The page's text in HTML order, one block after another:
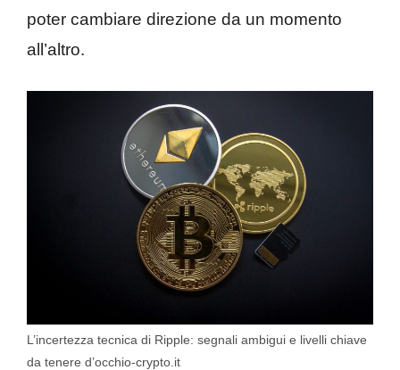
poter cambiare direzione da un momento
all’altro.
L’incertezza tecnica di Ripple: segnali ambigui e livelli chiave
da tenere d’occhio-crypto.it